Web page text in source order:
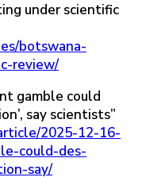
under scientific
botswana-
review/
gamble could
say scientists”
2025-12-16-
could-des-
say/